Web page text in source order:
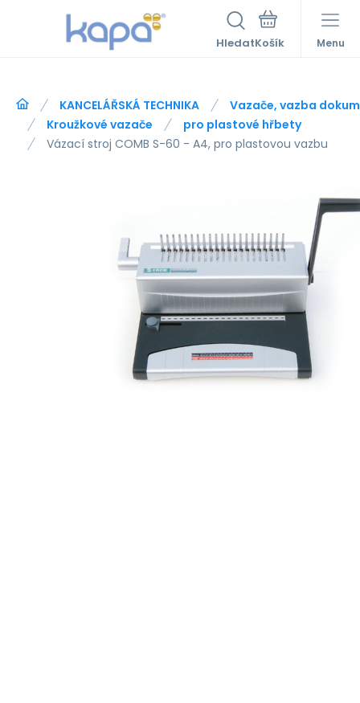
Hledat Menu
KANCELÁŘSKÁ TECHNIKA
Vazače, vazba
Kroužkové vazače
pro plastové hřbety
Vázací stroj COMB S-60 - A4, pro plastovou vazbu